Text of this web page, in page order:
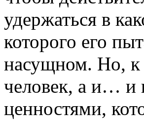
удержаться в
которого его
насущном. Но, к
человек, а и… и
ценностями,